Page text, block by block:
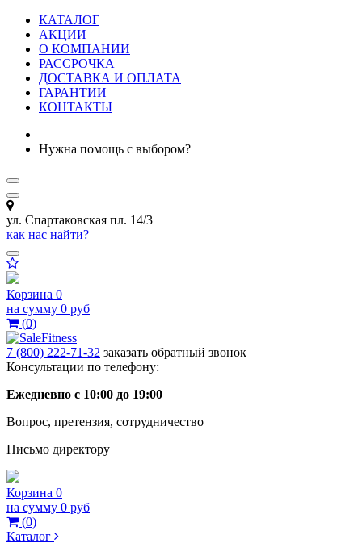
КАТАЛОГ
АКЦИИ
О КОМПАНИИ
РАССРОЧКА
ДОСТАВКА И ОПЛАТА
ГАРАНТИИ
КОНТАКТЫ
Нужна помощь с выбором?
ул. Спартаковская пл. 14/3
как нас найти?
Корзина 0
на сумму 0 руб
(0)
7 (800) 222-71-32 заказать обратный звонок
Консультации по телефону:
Ежедневно с 10:00 до 19:00
Вопрос, претензия, сотрудничество
Письмо директору
Корзина 0
на сумму 0 руб
(0)
Каталог